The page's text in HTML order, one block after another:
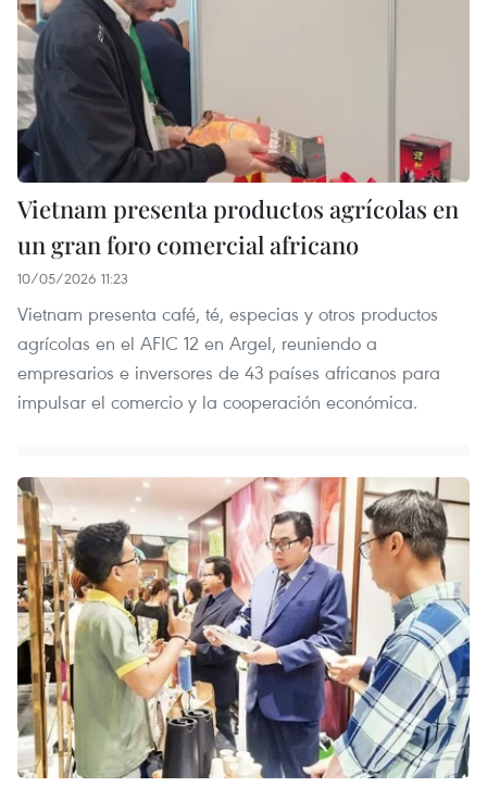
Vietnam presenta productos agrícolas en
un gran foro comercial africano
10/05/2026 11:23
Vietnam presenta café, té, especias y otros productos
agrícolas en el AFIC 12 en Argel, reuniendo a
empresarios e inversores de 43 países africanos para
impulsar el comercio y la cooperación económica.